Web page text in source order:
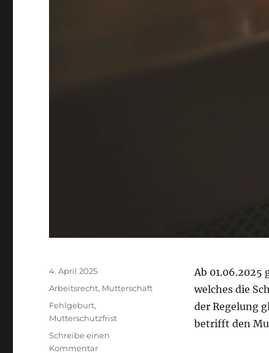
Ab 01.06.2025
welches die
der Regelung
betrifft den
Veröffentlicht
am
4. April 2025
Kategorien
Arbeitsrecht, Mutterschaft
Schlagwörter
Fehlgeburt,
Mutterschutzfrist
Schreibe einen
Kommentarzu